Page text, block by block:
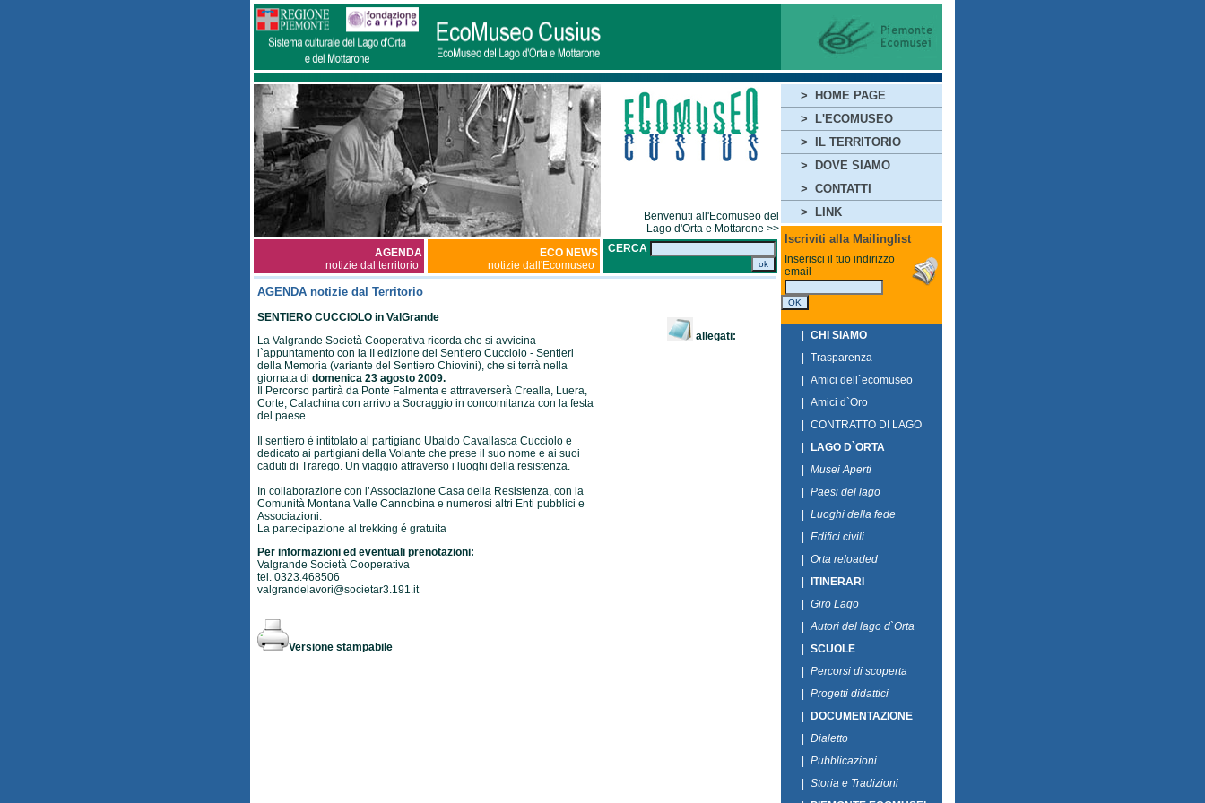
Benvenuti all'Ecomuseo del
Lago d'Orta e Mottarone >>
AGENDA
notizie dal territorio
ECO NEWS
notizie dall'Ecomuseo
CERCA
AGENDA notizie dal Territorio
SENTIERO CUCCIOLO in ValGrande
La Valgrande Società Cooperativa ricorda che si avvicina
l`appuntamento con la II edizione del Sentiero Cucciolo - Sentieri
della Memoria (variante del Sentiero Chiovini), che si terrà nella
giornata di domenica 23 agosto 2009.
Il Percorso partirà da Ponte Falmenta e attrraverserà Crealla, Luera,
Corte, Calachina con arrivo a Socraggio in concomitanza con la festa
del paese.
Il sentiero è intitolato al partigiano Ubaldo Cavallasca Cucciolo e
dedicato ai partigiani della Volante che prese il suo nome e ai suoi
caduti di Trarego. Un viaggio attraverso i luoghi della resistenza.
In collaborazione con l’Associazione Casa della Resistenza, con la
Comunità Montana Valle Cannobina e numerosi altri Enti pubblici e
Associazioni.
La partecipazione al trekking é gratuita
Per informazioni ed eventuali prenotazioni:
Valgrande Società Cooperativa
tel. 0323.468506
valgrandelavori@societar3.191.it
Versione stampabile
allegati:
>
HOME PAGE
>
L'ECOMUSEO
>
IL TERRITORIO
>
DOVE SIAMO
> CONTATTI
>
LINK
Iscriviti alla Mailinglist
Inserisci il tuo indirizzo
email
CHI SIAMO
Trasparenza
Amici dell`ecomuseo
Amici d`Oro
CONTRATTO DI LAGO
LAGO D`ORTA
Musei Aperti
Paesi del lago
Luoghi della fede
Edifici civili
Orta reloaded
ITINERARI
Giro Lago
Autori del lago d`Orta
SCUOLE
Percorsi di scoperta
Progetti didattici
DOCUMENTAZIONE
Dialetto
Pubblicazioni
Storia e Tradizioni